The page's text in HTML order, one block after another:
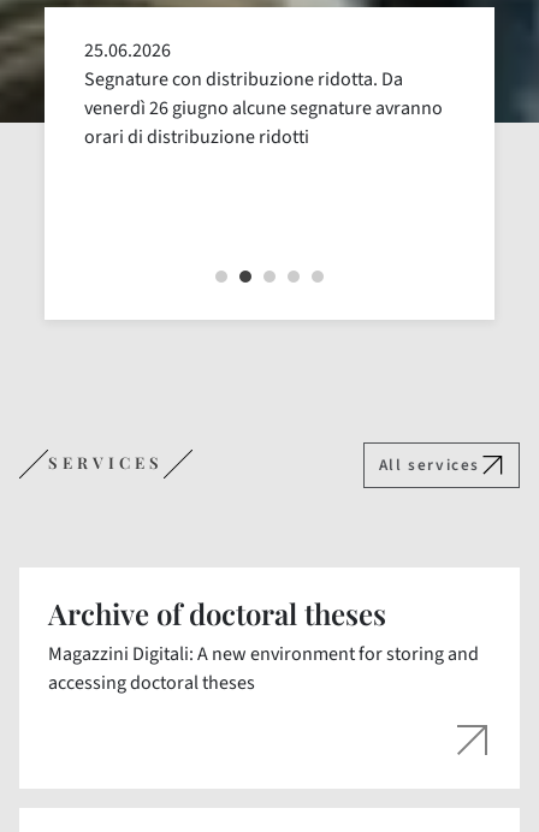
25.06.2026
Segnature con distribuzione ridotta. Da
venerdì 26 giugno alcune segnature avranno
orari di distribuzione ridotti
SERVICES All services
Archive of doctoral theses
Magazzini Digitali: A new environment for storing and
accessing doctoral theses